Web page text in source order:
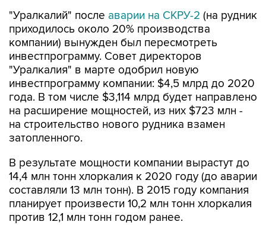
"Уралкалий" после аварии на СКРУ-2 (на рудник
приходилось около 20% производства
компании) вынужден был пересмотреть
инвестпрограмму. Совет директоров
"Уралкалия" в марте одобрил новую
инвестпрограмму компании: $4,5 млрд до 2020
года. В том числе $3,114 млрд будет направлено
на расширение мощностей, из них $723 млн -
на строительство нового рудника взамен
затопленного.
В результате мощности компании вырастут до
14,4 млн тонн хлоркалия к 2020 году (до аварии
составляли 13 млн тонн). В 2015 году компания
планирует произвести 10,2 млн тонн хлоркалия
против 12,1 млн тонн годом ранее.